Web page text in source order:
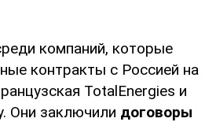
компаний, которые
контракты с Россией на
TotalEnergies и
Они заключили договоры